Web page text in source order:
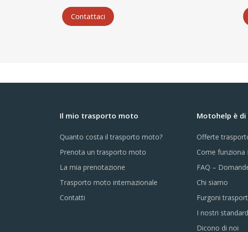
Contattaci
Il mio trasporto moto
Quanto costa il trasporto moto?
Prenota un trasporto moto
La mia prenotazione
Trasporto moto internazionale
Contatti
Motohelp è di
Offerte
Come funziona
FAQ –
Chi siamo
Furgoni
I nostri
Dicono di noi